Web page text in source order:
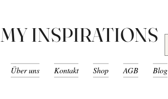
MY INSPIRATIONS
Über uns Kontakt Shop AGB Blog